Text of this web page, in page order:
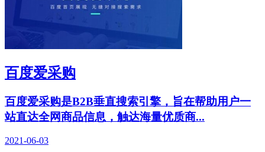
百度爱采购
百度爱采购是B2B垂直搜索引擎，旨在帮助用户一
站直达全网商品信息，触达海量优质商...
2021-06-03